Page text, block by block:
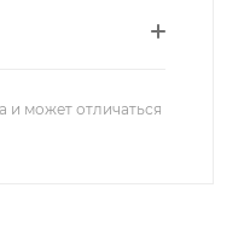
и может отличаться